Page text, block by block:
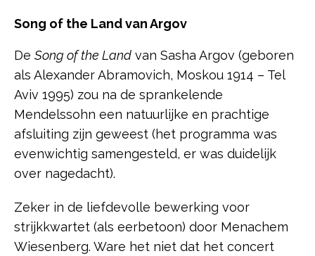
Song of the Land van Argov
De Song of the Land van Sasha Argov (geboren
als Alexander Abramovich, Moskou 1914 – Tel
Aviv 1995) zou na de sprankelende
Mendelssohn een natuurlijke en prachtige
afsluiting zijn geweest (het programma was
evenwichtig samengesteld, er was duidelijk
over nagedacht).
Zeker in de liefdevolle bewerking voor
strijkkwartet (als eerbetoon) door Menachem
Wiesenberg. Ware het niet dat het concert